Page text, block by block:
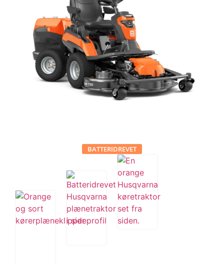
4.4 Google Reviews
4.7 Trustpilot
BATTERIDREVET